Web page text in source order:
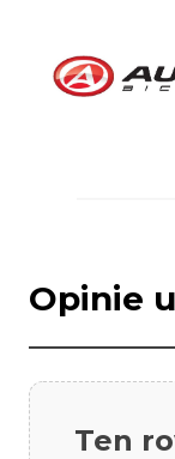
Opinie
Ten